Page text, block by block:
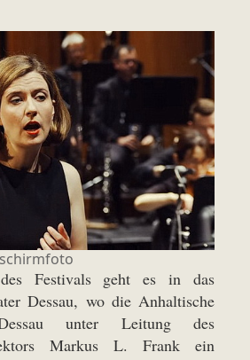
Festivals geht es in das
Dessau, wo die Anhaltische
unter Leitung des
Markus L. Frank ein